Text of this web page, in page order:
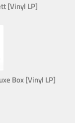
[Vinyl LP]
Box [Vinyl LP]